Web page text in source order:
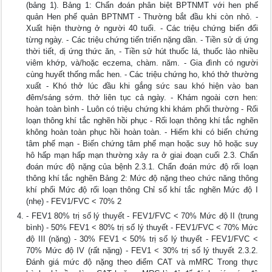
(bảng 1). Bảng 1: Chẩn đoán phân biệt BPTNMT với hen phế
quản Hen phế quản BPTNMT - Thường bắt đầu khi còn nhỏ. -
Xuất hiện thường ở người 40 tuổi. - Các triệu chứng biến đổi
từng ngày. - Các triệu chứng tiến triển nặng dần. - Tiền sử dị ứng
thời tiết, dị ứng thức ăn, - Tiền sử hút thuốc lá, thuốc lào nhiều
viêm khớp, và/hoặc eczema, chàm. năm. - Gia đình có người
cùng huyết thống mắc hen. - Các triệu chứng ho, khó thở thường
xuất - Khó thở lúc đầu khi gắng sức sau khó hiện vào ban
đêm/sáng sớm. thở liên tục cả ngày. - Khám ngoài cơn hen:
hoàn toàn bình - Luôn có triệu chứng khi khám phổi thường - Rối
loạn thông khí tắc nghẽn hồi phục - Rối loạn thông khí tắc nghẽn
không hoàn toàn phục hồi hoàn toàn. - Hiếm khi có biến chứng
tâm phế mạn - Biến chứng tâm phế mạn hoặc suy hô hoặc suy
hô hấp mạn hấp mạn thường xảy ra ở giai đoạn cuối 2.3. Chẩn
đoán mức độ nặng của bệnh 2.3.1. Chẩn đoán mức độ rối loạn
thông khí tắc nghẽn Bảng 2: Mức độ nặng theo chức năng thông
khí phổi Mức độ rối loạn thông Chỉ số khí tắc nghẽn Mức độ I
(nhẹ) - FEV1/FVC < 70% 2
- FEV1 80% trị số lý thuyết - FEV1/FVC < 70% Mức độ II (trung
bình) - 50% FEV1 < 80% trị số lý thuyết - FEV1/FVC < 70% Mức
độ III (nặng) - 30% FEV1 < 50% trị số lý thuyết - FEV1/FVC <
70% Mức độ IV (rất nặng) - FEV1 < 30% trị số lý thuyết 2.3.2.
Đánh giá mức độ nặng theo điểm CAT và mMRC Trong thực